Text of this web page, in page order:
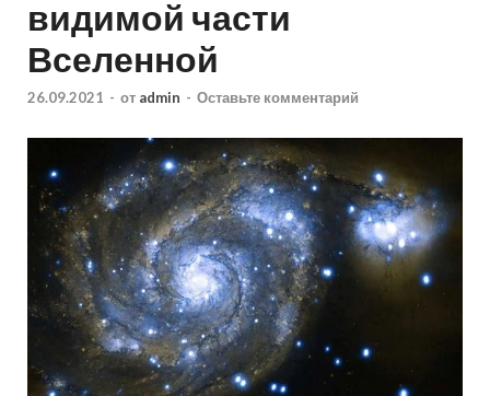
видимой части
Вселенной
26.09.2021 - от admin - Оставьте комментарий